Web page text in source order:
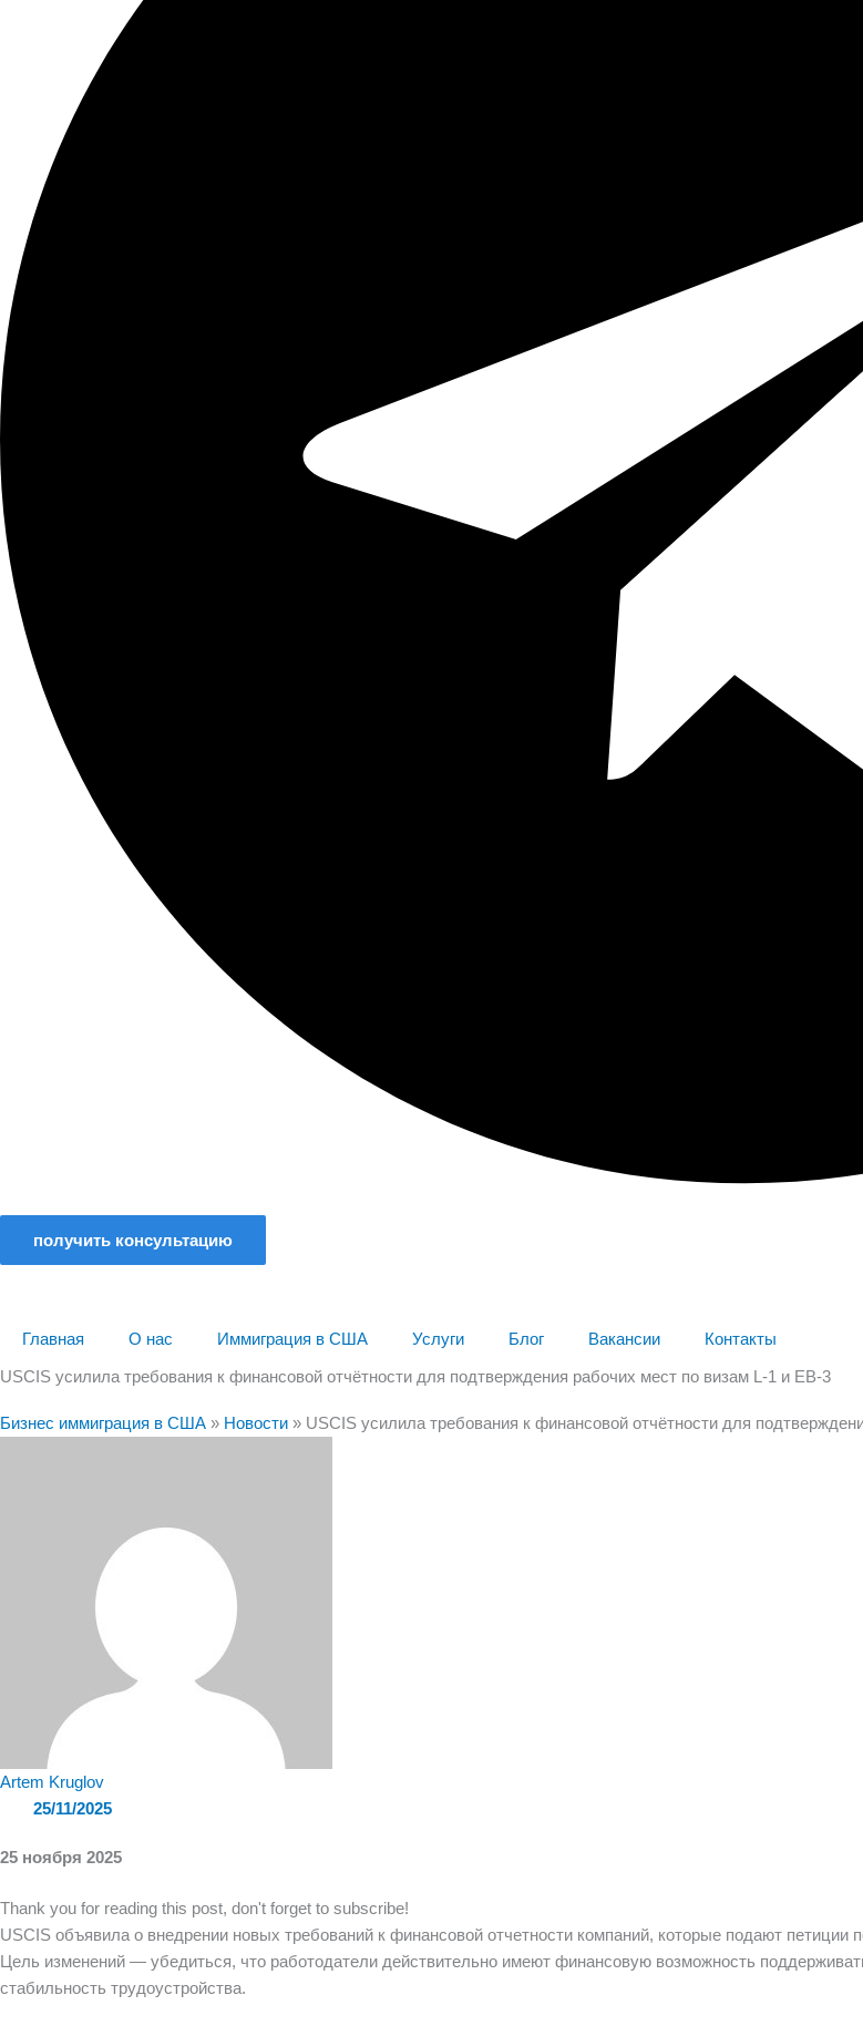
получить консультацию
Главная О нас Иммиграция в США Услуги Блог Вакансии
Контакты
USCIS усилила требования к финансовой отчётности для подтверждения рабочих мест по визам L-1 и EB-3
Бизнес иммиграция в США » Новости » USCIS усилила требования к финансовой отчётности для
Artem Kruglov
25/11/2025
25 ноября 2025
Thank you for reading this post, don't forget to subscribe!
USCIS объявила о внедрении новых требований к финансовой отчетности компаний, которые подают
Цель изменений — убедиться, что работодатели действительно имеют финансовую возможность
стабильность трудоустройства.